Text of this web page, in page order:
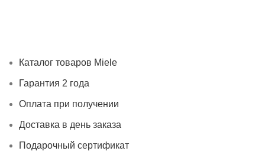
Каталог товаров Miele
Гарантия 2 года
Оплата при получении
Доставка в день заказа
Подарочный сертификат